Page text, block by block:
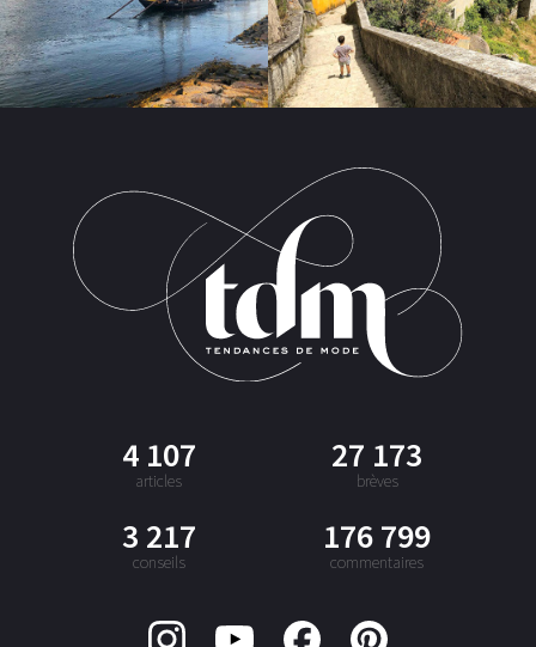
4 107
articles
27 173
brèves
3 217
conseils
176 799
commentaires